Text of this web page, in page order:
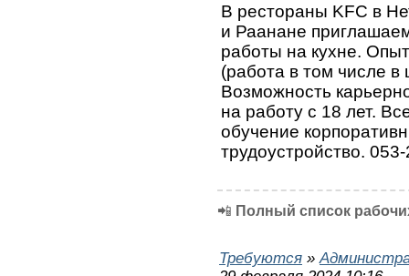
В рестораны KFC в
и Раанане
работы на кухне.
(работа в том числе в
Возможность
на работу с 18 лет.
обучение
трудоустройство.
📲 Полный список
Требуются »